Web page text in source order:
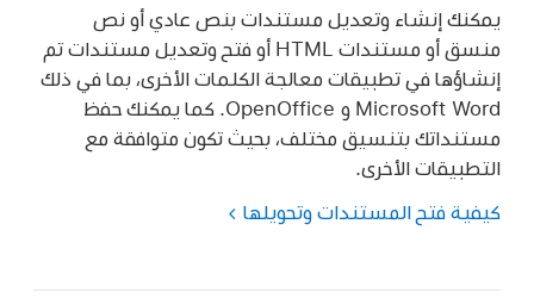
يمكنك إنشاء وتعديل مستندات بنص عادي أو نص
منسق أو مستندات HTML أو فتح وتعديل مستندات تم
إنشاؤها في تطبيقات معالجة الكلمات الأخرى، بما في ذلك
Microsoft Word و OpenOffice. كما يمكنك حفظ
مستنداتك بتنسيق مختلف، بحيث تكون متوافقة مع
التطبيقات الأخرى.
كيفية فتح المستندات وتحويلها